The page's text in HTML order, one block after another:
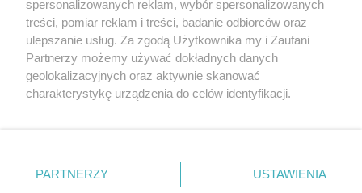
spersonalizowanych reklam, wybór spersonalizowanych
treści, pomiar reklam i treści, badanie odbiorców oraz
ulepszanie usług. Za zgodą Użytkownika my i Zaufani
Partnerzy możemy używać dokładnych danych
geolokalizacyjnych oraz aktywnie skanować
charakterystykę urządzenia do celów identyfikacji.
zmienić/wycofać klikając przycisk ustawień prywatności
znajdujący się w lewym dolnym rogu strony
PARTNERZY USTAWIENIA